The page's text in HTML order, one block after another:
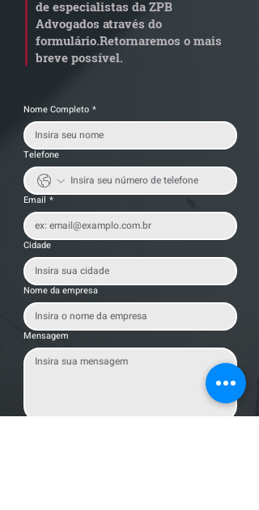
alerta para
transportadoras
de especialistas da ZPB
Advogados através do
formulário.Retornaremos o mais
breve possível.
Nome Completo *
Telefone
Email *
Cidade
Nome da empresa
Mensagem